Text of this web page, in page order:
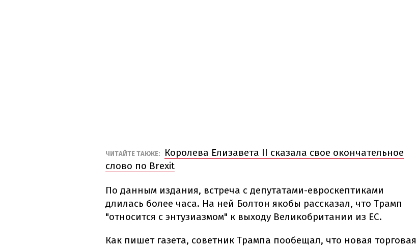
ЧИТАЙТЕ ТАКЖЕ:
Королева Елизавета II сказала свое окончательное
слово по Brexit
По данным издания, встреча с депутатами-евроскептиками
длилась более часа. На ней Болтон якобы рассказал, что Трамп
"относится с энтузиазмом" к выходу Великобритании из ЕС.
Как пишет газета, советник Трампа пообещал, что новая торговая